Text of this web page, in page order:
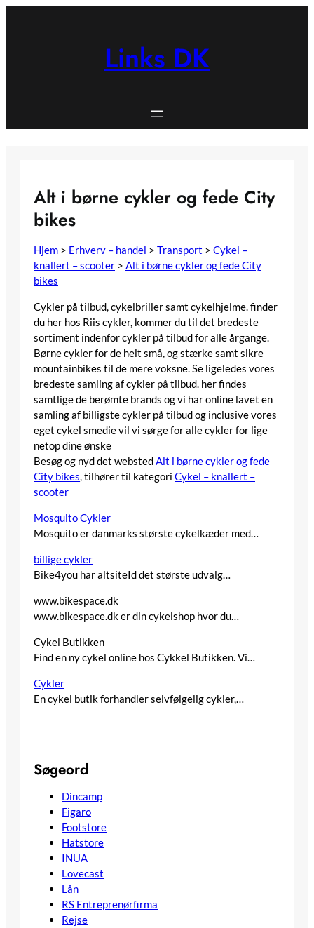
Links DK
Alt i børne cykler og fede City
bikes
Hjem > Erhverv – handel > Transport > Cykel –
knallert – scooter > Alt i børne cykler og fede City
bikes
Cykler på tilbud, cykelbriller samt cykelhjelme. finder
du her hos Riis cykler, kommer du til det bredeste
sortiment indenfor cykler på tilbud for alle årgange.
Børne cykler for de helt små, og stærke samt sikre
mountainbikes til de mere voksne. Se ligeledes vores
bredeste samling af cykler på tilbud. her findes
samtlige de berømte brands og vi har online lavet en
samling af billigste cykler på tilbud og inclusive vores
eget cykel smedie vil vi sørge for alle cykler for lige
netop dine ønske
Besøg og nyd det websted Alt i børne cykler og fede
City bikes , tilhører til kategori Cykel – knallert –
scooter
Mosquito Cykler
Mosquito er danmarks største cykelkæder med…
billige cykler
Bike4you har altsiteId det største udvalg…
www.bikespace.dk
www.bikespace.dk er din cykelshop hvor du…
Cykel Butikken
Find en ny cykel online hos Cykkel Butikken. Vi…
Cykler
En cykel butik forhandler selvfølgelig cykler,…
Søgeord
Dincamp
Figaro
Footstore
Hatstore
INUA
Lovecast
Lån
RS Entreprenørfirma
Rejse